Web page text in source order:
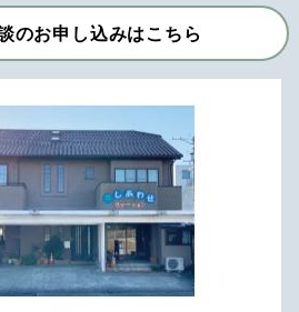
のお申し込みはこちら